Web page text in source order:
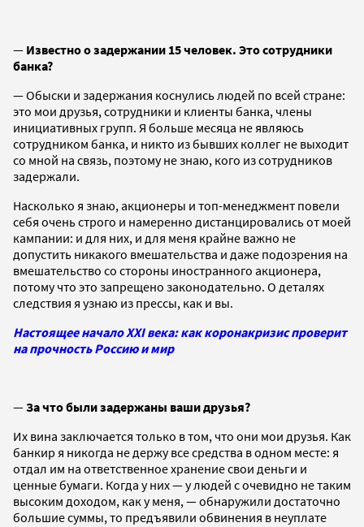
— Известно о задержании 15 человек. Это сотрудники
банка?
— Обыски и задержания коснулись людей по всей стране:
это мои друзья, сотрудники и клиенты банка, члены
инициативных групп. Я больше месяца не являюсь
сотрудником банка, и никто из бывших коллег не выходит
со мной на связь, поэтому не знаю, кого из сотрудников
задержали.
Насколько я знаю, акционеры и топ-менеджмент повели
себя очень строго и намеренно дистанцировались от моей
кампании: и для них, и для меня крайне важно не
допустить никакого вмешательства и даже подозрения на
вмешательство со стороны иностранного акционера,
потому что это запрещено законодательно. О деталях
следствия я узнаю из прессы, как и вы.
Настоящее начало XXI века: как коронакризис проверит
на прочность Россию и мир
—За что были задержаны ваши друзья?
Их вина заключается только в том, что они мои друзья. Как
банкир я никогда не держу все средства в одном месте: я
отдал им на ответственное хранение свои деньги и
ценные бумаги. Когда у них — у людей с очевидно не таким
высоким доходом, как у меня, — обнаружили достаточно
большие суммы, то предъявили обвинения в неуплате